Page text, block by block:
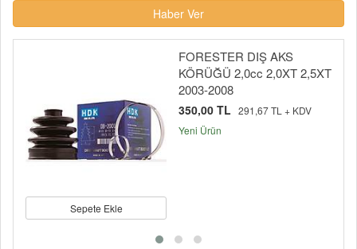
Haber Ver
Sepete Ekle
FORESTER DIŞ AKS
KÖRÜĞÜ 2,0cc 2,0XT 2,5XT
2003-2008
350,00 TL 291,67 TL + KDV
Yeni Ürün